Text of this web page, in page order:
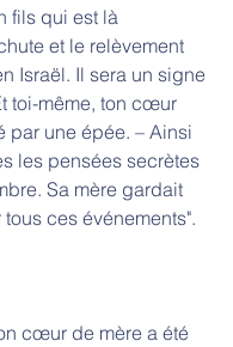
fils qui est là
et le relèvement
Israël. Il sera un signe
toi-même, ton cœur
par une épée. – Ainsi
les pensées secrètes
Sa mère gardait
ces événements".
cœur de mère a été